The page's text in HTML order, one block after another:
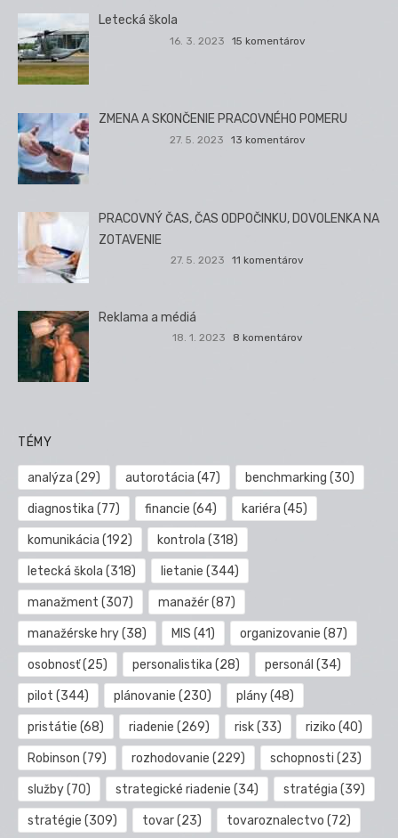
Letecká škola
16. 3. 2023 15 komentárov
ZMENA A SKONČENIE PRACOVNÉHO POMERU
27. 5. 2023 13 komentárov
PRACOVNÝ ČAS, ČAS ODPOČINKU, DOVOLENKA NA
ZOTAVENIE
27. 5. 2023 11 komentárov
Reklama a médiá
18. 1. 2023 8 komentárov
TÉMY
analýza (29) autorotácia (47) benchmarking (30)
diagnostika (77) financie (64) kariéra (45)
komunikácia (192) kontrola (318)
letecká škola (318) lietanie (344)
manažment (307) manažér(87)
manažérske hry(38) MIS (41) organizovanie (87)
osobnosť(25) personalistika (28) personál (34)
pilot (344) plánovanie (230) plány(48)
pristátie (68) riadenie (269) risk(33) riziko (40)
Robinson (79) rozhodovanie (229) schopnosti (23)
služby(70) strategické riadenie (34) stratégia (39)
stratégie (309) tovar(23) tovaroznalectvo (72)